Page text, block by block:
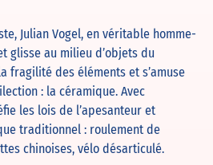
Julian Vogel, en véritable homme-
glisse au milieu d’objets du
fragilité des éléments et s’amuse
: la céramique. Avec
les lois de l’apesanteur et
traditionnel : roulement de
chinoises, vélo désarticulé.